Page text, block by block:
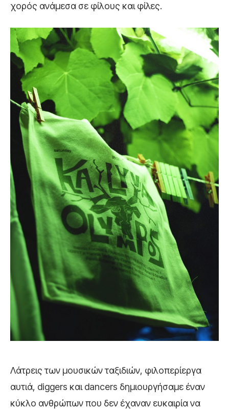
χορός ανάμεσα σε φίλους και φίλες.
Λάτρεις των μουσικών ταξιδιών, φιλοπερίεργα
αυτιά, diggers και dancers δημιουργήσαμε έναν
κύκλο ανθρώπων που δεν έχαναν ευκαιρία να